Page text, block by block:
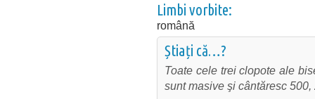
Limbi vorbite:
română
Știați că…?
Toate cele trei clopote ale
sunt masive şi cântăresc